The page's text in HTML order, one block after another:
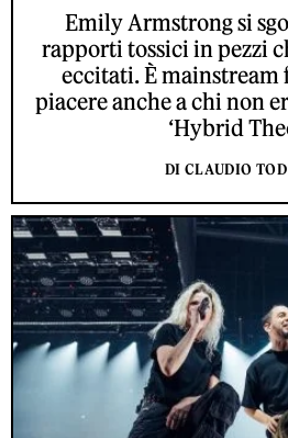
Emily Armstrong si
rapporti tossici in pezzi
eccitati. È mainstream
piacere anche a chi non
‘Hybrid
DI CLAUDIO